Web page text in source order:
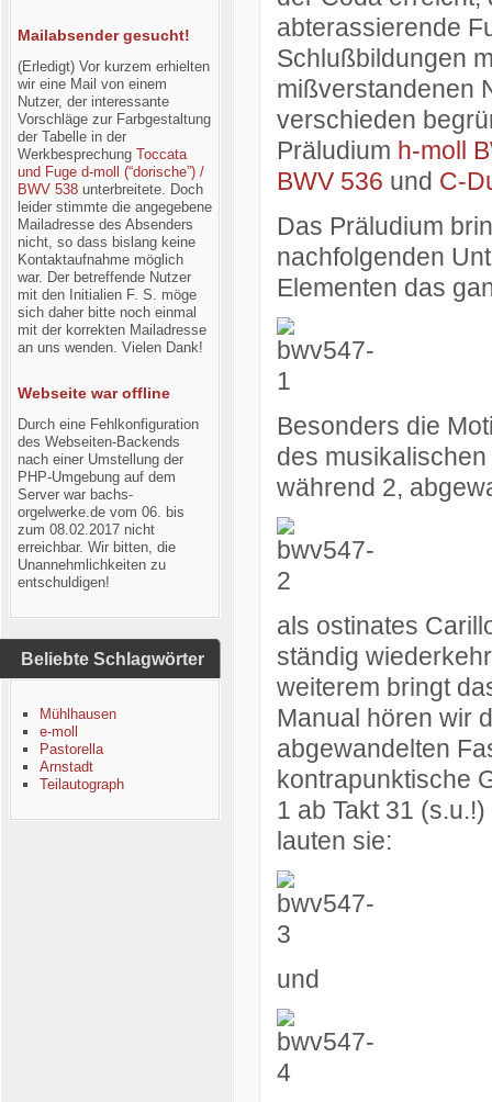
Mailabsender gesucht!
(Erledigt) Vor kurzem erhielten
wir eine Mail von einem
Nutzer, der interessante
Vorschläge zur Farbgestaltung
der Tabelle in der
Werkbesprechung Toccata
und Fuge d-moll (“dorische”) /
BWV 538unterbreitete. Doch
leider stimmte die angegebene
Mailadresse des Absenders
nicht, so dass bislang keine
Kontaktaufnahme möglich
war. Der betreffende Nutzer
mit den Initialien F. S. möge
sich daher bitte noch einmal
mit der korrekten Mailadresse
an uns wenden. Vielen Dank!
Webseite war offline
Durch eine Fehlkonfiguration
des Webseiten-Backends
nach einer Umstellung der
PHP-Umgebung auf dem
Server war bachs-
orgelwerke.de vom 06. bis
zum 08.02.2017 nicht
erreichbar. Wir bitten, die
Unannehmlichkeiten zu
entschuldigen!
Beliebte Schlagwörter
Mühlhausen
e-moll
Pastorella
Arnstadt
Teilautograph
abterassierende
Schlußbildungen
mißverstandenen
verschieden
Präludium h-moll
BWV 536 und C-
Das Präludium
nachfolgenden
Elementen das
Besonders die
des
während 2,
als ostinates
ständig
weiterem bringt
Manual hören wir
abgewandelten
kontrapunktische
1 ab Takt 31
lauten sie:
und